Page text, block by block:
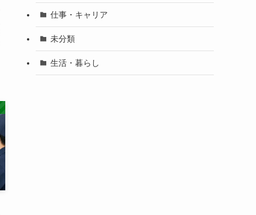
仕事・キャリア
未分類
生活・暮らし